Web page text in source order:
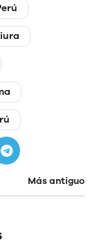
Más antiguo